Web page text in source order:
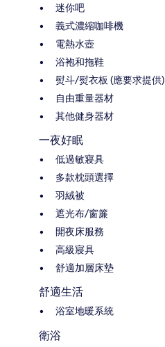
迷你吧
義式濃縮咖啡機
電熱水壺
浴袍和拖鞋
熨斗/熨衣板 (應要求提供)
自由重量器材
其他健身器材
一夜好眠
低過敏寢具
多款枕頭選擇
羽絨被
遮光布/窗簾
開夜床服務
高級寢具
舒適加層床墊
舒適生活
浴室地暖系統
衛浴